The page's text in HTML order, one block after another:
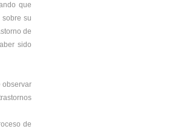
que
su
de
sido
observar
de